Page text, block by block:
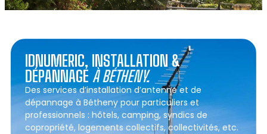
IDNUMERIC, INSTALLATION &
DÉPANNAGE À BÉTHENY.
Des services d’installation d’antenne et de
dépannage à Bétheny pour particuliers et
professionnels : hôtels, camping, syndics de
copropriété, logements collectifs, collectivités, etc.